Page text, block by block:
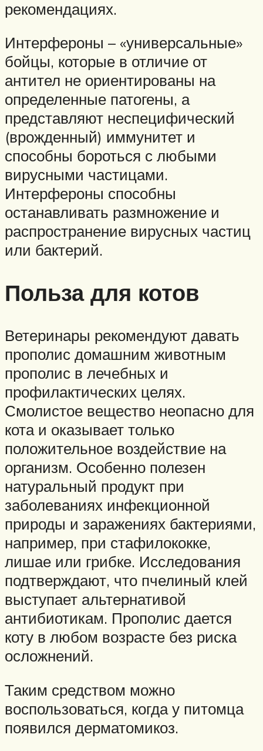
рекомендациях.
Интерфероны – «универсальные»
бойцы, которые в отличие от
антител не ориентированы на
определенные патогены, а
представляют неспецифический
(врожденный) иммунитет и
способны бороться с любыми
вирусными частицами.
Интерфероны способны
останавливать размножение и
распространение вирусных частиц
или бактерий.
Польза для котов
Ветеринары рекомендуют давать
прополис домашним животным
прополис в лечебных и
профилактических целях.
Смолистое вещество неопасно для
кота и оказывает только
положительное воздействие на
организм. Особенно полезен
натуральный продукт при
заболеваниях инфекционной
природы и заражениях бактериями,
например, при стафилококке,
лишае или грибке. Исследования
подтверждают, что пчелиный клей
выступает альтернативой
антибиотикам. Прополис дается
коту в любом возрасте без риска
осложнений.
Таким средством можно
воспользоваться, когда у питомца
появился дерматомикоз.